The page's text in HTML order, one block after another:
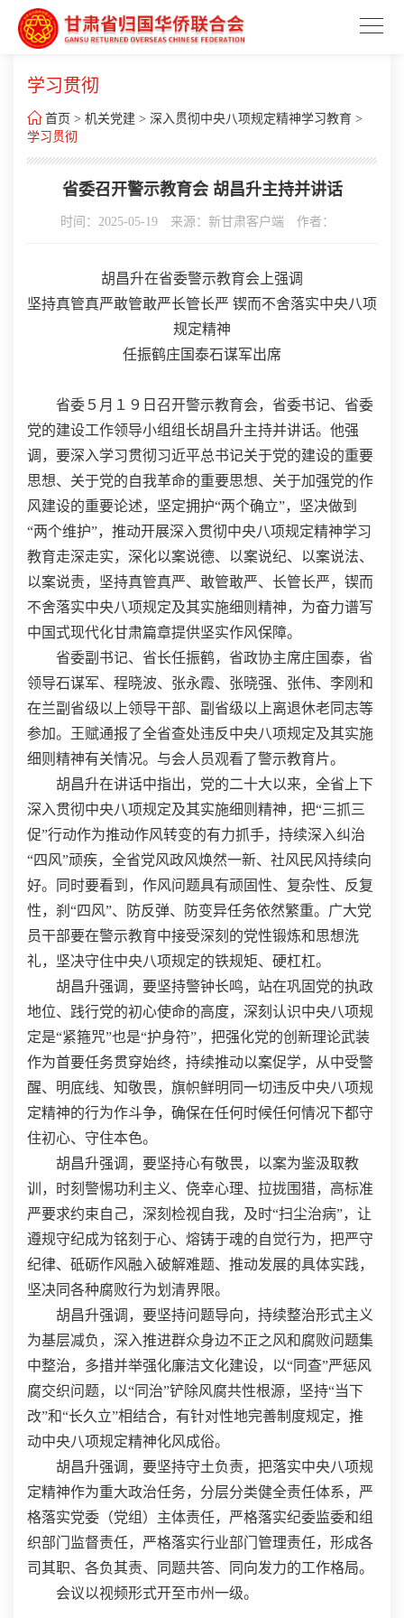
学习贯彻
 首页 > 机关党建 > 深入贯彻中央八项规定精神学习教育 >
学习贯彻
省委召开警示教育会 胡昌升主持并讲话
时间：2025-05-19 来源：新甘肃客户端 作者：
胡昌升在省委警示教育会上强调
坚持真管真严敢管敢严长管长严 锲而不舍落实中央八项
规定精神
任振鹤庄国泰石谋军出席
省委５月１９日召开警示教育会，省委书记、省委
党的建设工作领导小组组长胡昌升主持并讲话。他强
调，要深入学习贯彻习近平总书记关于党的建设的重要
思想、关于党的自我革命的重要思想、关于加强党的作
风建设的重要论述，坚定拥护“两个确立”，坚决做到
“两个维护”，推动开展深入贯彻中央八项规定精神学习
教育走深走实，深化以案说德、以案说纪、以案说法、
以案说责，坚持真管真严、敢管敢严、长管长严，锲而
不舍落实中央八项规定及其实施细则精神，为奋力谱写
中国式现代化甘肃篇章提供坚实作风保障。
省委副书记、省长任振鹤，省政协主席庄国泰，省
领导石谋军、程晓波、张永霞、张晓强、张伟、李刚和
在兰副省级以上领导干部、副省级以上离退休老同志等
参加。王赋通报了全省查处违反中央八项规定及其实施
细则精神有关情况。与会人员观看了警示教育片。
胡昌升在讲话中指出，党的二十大以来，全省上下
深入贯彻中央八项规定及其实施细则精神，把“三抓三
促”行动作为推动作风转变的有力抓手，持续深入纠治
“四风”顽疾，全省党风政风焕然一新、社风民风持续向
好。同时要看到，作风问题具有顽固性、复杂性、反复
性，刹“四风”、防反弹、防变异任务依然繁重。广大党
员干部要在警示教育中接受深刻的党性锻炼和思想洗
礼，坚决守住中央八项规定的铁规矩、硬杠杠。
胡昌升强调，要坚持警钟长鸣，站在巩固党的执政
地位、践行党的初心使命的高度，深刻认识中央八项规
定是“紧箍咒”也是“护身符”，把强化党的创新理论武装
作为首要任务贯穿始终，持续推动以案促学，从中受警
醒、明底线、知敬畏，旗帜鲜明同一切违反中央八项规
定精神的行为作斗争，确保在任何时候任何情况下都守
住初心、守住本色。
胡昌升强调，要坚持心有敬畏，以案为鉴汲取教
训，时刻警惕功利主义、侥幸心理、拉拢围猎，高标准
严要求约束自己，深刻检视自我，及时“扫尘治病”，让
遵规守纪成为铭刻于心、熔铸于魂的自觉行为，把严守
纪律、砥砺作风融入破解难题、推动发展的具体实践，
坚决同各种腐败行为划清界限。
胡昌升强调，要坚持问题导向，持续整治形式主义
为基层减负，深入推进群众身边不正之风和腐败问题集
中整治，多措并举强化廉洁文化建设，以“同查”严惩风
腐交织问题，以“同治”铲除风腐共性根源，坚持“当下
改”和“长久立”相结合，有针对性地完善制度规定，推
动中央八项规定精神化风成俗。
胡昌升强调，要坚持守土负责，把落实中央八项规
定精神作为重大政治任务，分层分类健全责任体系，严
格落实党委（党组）主体责任，严格落实纪委监委和组
织部门监督责任，严格落实行业部门管理责任，形成各
司其职、各负其责、同题共答、同向发力的工作格局。
会议以视频形式开至市州一级。